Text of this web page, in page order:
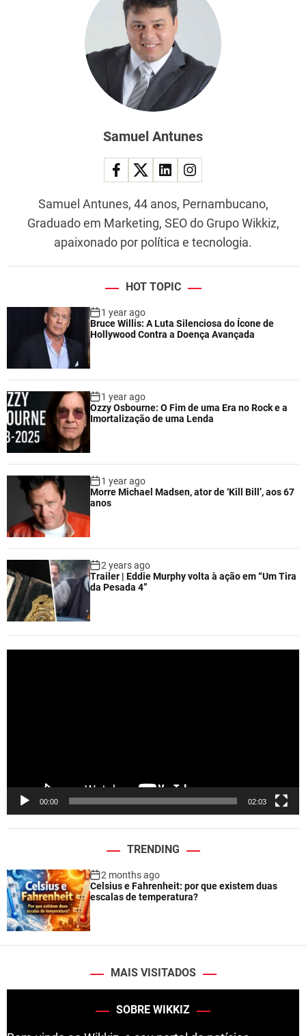
Samuel Antunes
Samuel Antunes, 44 anos, Pernambucano,
Graduado em Marketing, SEO do Grupo Wikkiz,
apaixonado por política e tecnologia.
HOT TOPIC
1 year ago
Bruce Willis: A Luta Silenciosa do Ícone de
Hollywood Contra a Doença Avançada
1 year ago
Ozzy Osbourne: O Fim de uma Era no Rock e a
Imortalização de uma Lenda
1 year ago
Morre Michael Madsen, ator de ‘Kill Bill’, aos 67
anos
2 years ago
Trailer | Eddie Murphy volta à ação em “Um Tira
da Pesada 4”
00:00 02:03
TRENDING
2 months ago
Celsius e Fahrenheit: por que existem duas
escalas de temperatura?
MAIS VISITADOS
SOBRE WIKKIZ